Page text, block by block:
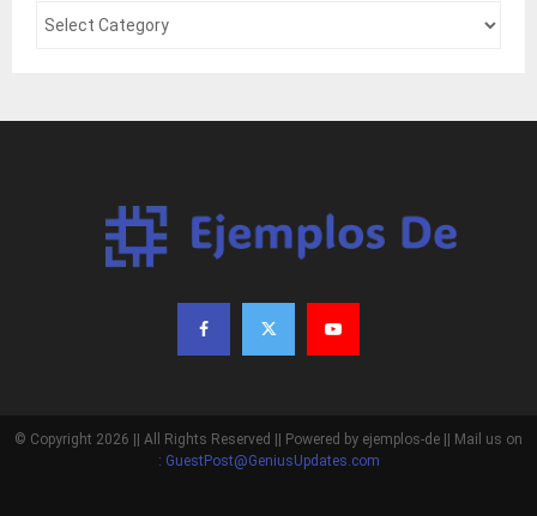
© Copyright 2026 || All Rights Reserved || Powered by ejemplos-de || Mail us on
: GuestPost@GeniusUpdates.com